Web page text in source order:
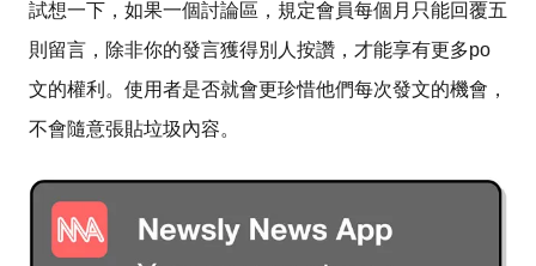
試想一下，如果一個討論區，規定會員每個月只能回覆五
則留言，除非你的發言獲得別人按讚，才能享有更多po
文的權利。使用者是否就會更珍惜他們每次發文的機會，
不會隨意張貼垃圾內容。